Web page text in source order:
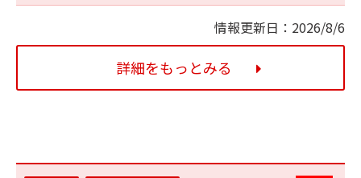
情報更新日：2026/8/6
詳細をもっとみる